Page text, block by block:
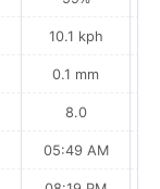
10.1 kph
0.1 mm
8.0
05:49 AM